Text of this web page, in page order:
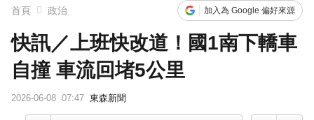
首頁 政治 加入為 Google 偏好來源
快訊／上班快改道！國1南下轎車
自撞 車流回堵5公里
2026-06-08 07:47 東森新聞